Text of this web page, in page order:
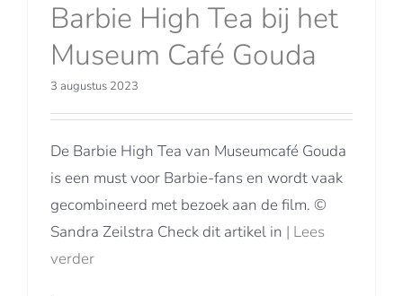
Barbie High Tea bij het
Museum Café Gouda
3 augustus 2023
De Barbie High Tea van Museumcafé Gouda
is een must voor Barbie-fans en wordt vaak
gecombineerd met bezoek aan de film. ©
Sandra Zeilstra Check dit artikel in | Lees
verder